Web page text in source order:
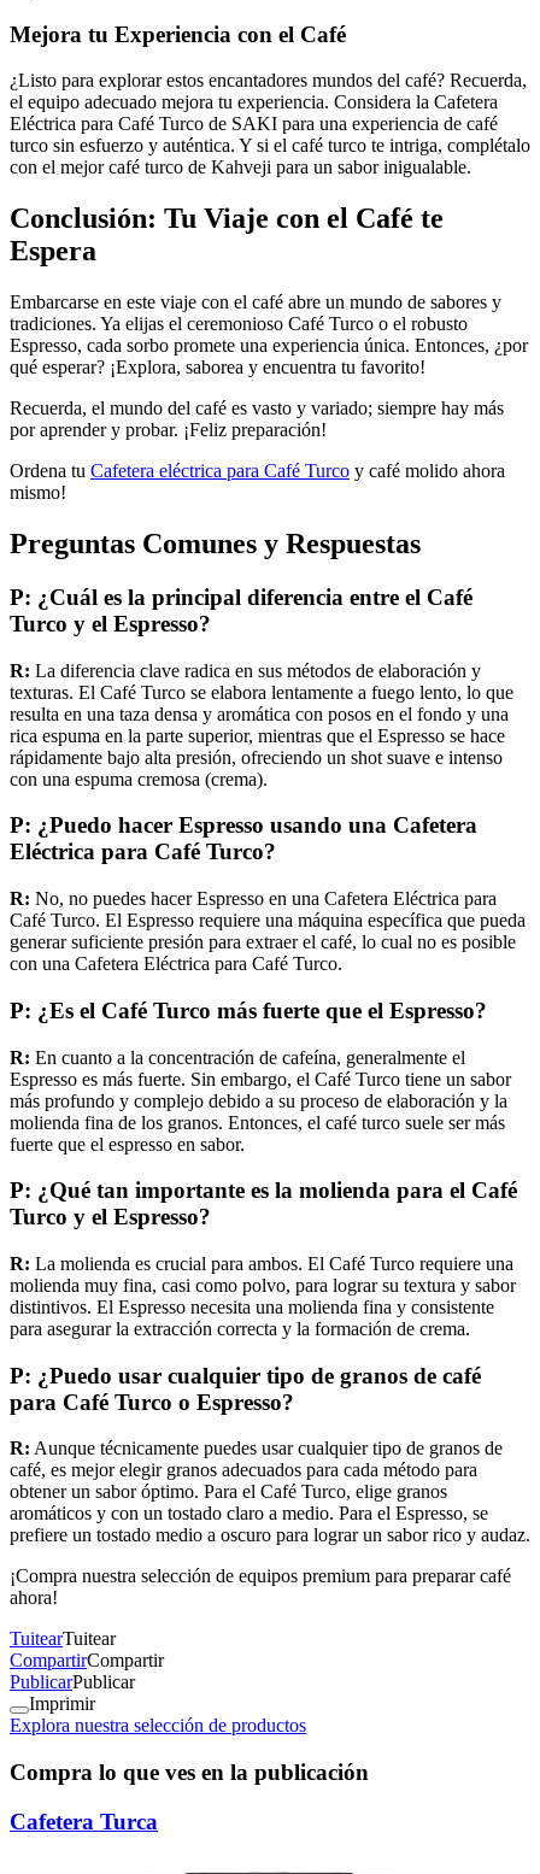
Mejora tu Experiencia con el Café
¿Listo para explorar estos encantadores mundos del café? Recuerda,
el equipo adecuado mejora tu experiencia. Considera la Cafetera
Eléctrica para Café Turco de SAKI para una experiencia de café
turco sin esfuerzo y auténtica. Y si el café turco te intriga, complétalo
con el mejor café turco de Kahveji para un sabor inigualable.
Conclusión: Tu Viaje con el Café te
Espera
Embarcarse en este viaje con el café abre un mundo de sabores y
tradiciones. Ya elijas el ceremonioso Café Turco o el robusto
Espresso, cada sorbo promete una experiencia única. Entonces, ¿por
qué esperar? ¡Explora, saborea y encuentra tu favorito!
Recuerda, el mundo del café es vasto y variado; siempre hay más
por aprender y probar. ¡Feliz preparación!
Ordena tu Cafetera eléctrica para Café Turco y café molido ahora
mismo!
Preguntas Comunes y Respuestas
P: ¿Cuál es la principal diferencia entre el Café
Turco y el Espresso?
R: La diferencia clave radica en sus métodos de elaboración y
texturas. El Café Turco se elabora lentamente a fuego lento, lo que
resulta en una taza densa y aromática con posos en el fondo y una
rica espuma en la parte superior, mientras que el Espresso se hace
rápidamente bajo alta presión, ofreciendo un shot suave e intenso
con una espuma cremosa (crema).
P: ¿Puedo hacer Espresso usando una Cafetera
Eléctrica para Café Turco?
R: No, no puedes hacer Espresso en una Cafetera Eléctrica para
Café Turco. El Espresso requiere una máquina específica que pueda
generar suficiente presión para extraer el café, lo cual no es posible
con una Cafetera Eléctrica para Café Turco.
P: ¿Es el Café Turco más fuerte que el Espresso?
R: En cuanto a la concentración de cafeína, generalmente el
Espresso es más fuerte. Sin embargo, el Café Turco tiene un sabor
más profundo y complejo debido a su proceso de elaboración y la
molienda fina de los granos. Entonces, el café turco suele ser más
fuerte que el espresso en sabor.
P: ¿Qué tan importante es la molienda para el Café
Turco y el Espresso?
R: La molienda es crucial para ambos. El Café Turco requiere una
molienda muy fina, casi como polvo, para lograr su textura y sabor
distintivos. El Espresso necesita una molienda fina y consistente
para asegurar la extracción correcta y la formación de crema.
P: ¿Puedo usar cualquier tipo de granos de café
para Café Turco o Espresso?
R: Aunque técnicamente puedes usar cualquier tipo de granos de
café, es mejor elegir granos adecuados para cada método para
obtener un sabor óptimo. Para el Café Turco, elige granos
aromáticos y con un tostado claro a medio. Para el Espresso, se
prefiere un tostado medio a oscuro para lograr un sabor rico y audaz.
¡Compra nuestra selección de equipos premium para preparar café
ahora!
TuitearTuitear
CompartirCompartir
PublicarPublicar
Imprimir
Explora nuestra selección de productos
Compra lo que ves en la publicación
Cafetera Turca